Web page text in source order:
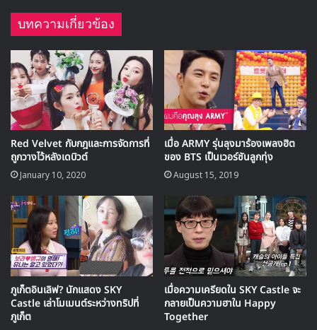
▶ คลิกดูสัมภาษณ์พิเศษ
ล่าสุดทางทีมงานได้แจ้งกับสื่อว่า รายการ Happy Together
จะเข้าสู่การเปลี่ยนแปลงโครงสร้างอีกครั้งเพื่อจะเข้าสู่การออก
อากาศของซีซันที่ 4 ซึ่งจะมีการเปลี่ยนแปลงรูปแบบการนำเสนอ
และปรับสมาชิกทีมใหม่
คลิกเพื่อชม:รายการ Happy Together พร้อมซับไทย
ฟรี
ทางทีมงานได้แจ้งว่าพัคมยองซู
ที่ทำรายการในซีซันที่ 3 ร่วม
กับ ยูแจซอก มาตั้งแต่ปี 2007 จะยุติบทบาทการทำหน้าที่ MC
ในรายการกว่า 11 ปีของเค้าลง ในขณะที่น้องใหม่ของรายการ
อย่างออมฮยอนคยองที่เข้ามาร่วมทีมเมื่อปี 2016 ก็จะอำลา
รายการไปด้วยเช่นกัน
บทความเกี่ยวข้อง
Red Velvet กับกฎและการจัดการที่
ถูกวางไว้หลังเดบิวต์
January 10, 2020
เมื่อ ARMY รุ่นลุงมาร้องเพลงฮิต
ของ BTS เป็นเวอร์ชันลูกทุ่ง
August 15, 2019
ภูเก็ตอินเลิฟ? นักแสดง SKY
Castle เล่าโมเมนต์ระหว่างทริปที่
ภูเก็ต
เมื่อความเครียดใน SKY Castle จะ
กลายเป็นความฮาใน Happy
Together